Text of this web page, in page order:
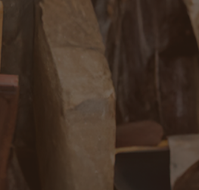
التشريعات والقرارات